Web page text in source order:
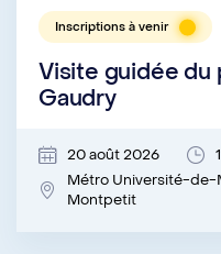
Inscriptions à venir
Visite guidée du
Gaudry
20 août 2026
Métro Université-de-
Montpetit